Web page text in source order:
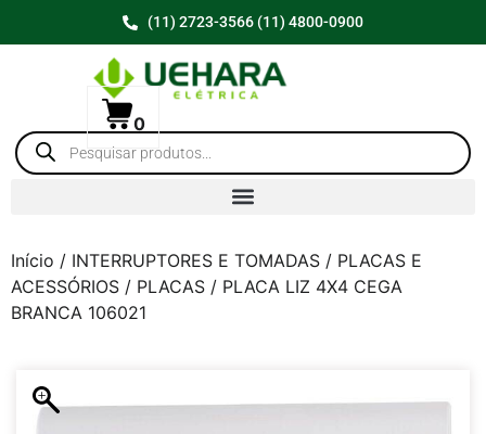
(11) 2723-3566 (11) 4800-0900
0
Início / INTERRUPTORES E TOMADAS / PLACAS E
ACESSÓRIOS / PLACAS / PLACA LIZ 4X4 CEGA
BRANCA 106021